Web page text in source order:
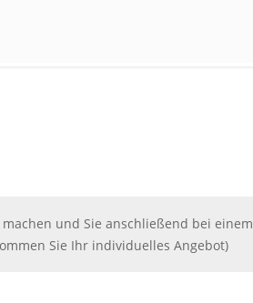
und Sie anschließend bei einem
Sie Ihr individuelles Angebot)